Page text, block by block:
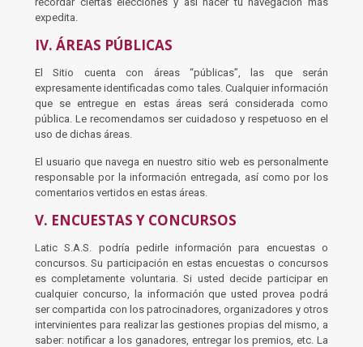
expedita.
IV. ÁREAS PÚBLICAS
El Sitio cuenta con áreas “públicas”, las que serán
expresamente identificadas como tales. Cualquier información
que se entregue en estas áreas será considerada como
pública. Le recomendamos ser cuidadoso y respetuoso en el
uso de dichas áreas.
El usuario que navega en nuestro sitio web es personalmente
responsable por la información entregada, así como por los
comentarios vertidos en estas áreas.
V. ENCUESTAS Y CONCURSOS
Latic S.A.S. podría pedirle información para encuestas o
concursos. Su participación en estas encuestas o concursos
es completamente voluntaria. Si usted decide participar en
cualquier concurso, la información que usted provea podrá
ser compartida con los patrocinadores, organizadores y otros
intervinientes para realizar las gestiones propias del mismo, a
saber: notificar a los ganadores, entregar los premios, etc. La